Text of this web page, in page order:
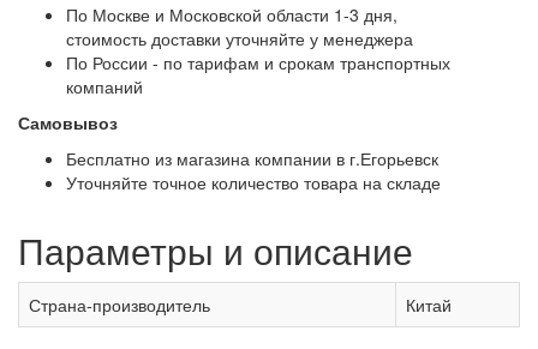
По Москве и Московской области 1-3 дня,
стоимость доставки уточняйте у менеджера
По России - по тарифам и срокам транспортных
компаний
Самовывоз
Бесплатно из магазина компании в г.Егорьевск
Уточняйте точное количество товара на складе
Параметры и описание
Страна-производитель Китай